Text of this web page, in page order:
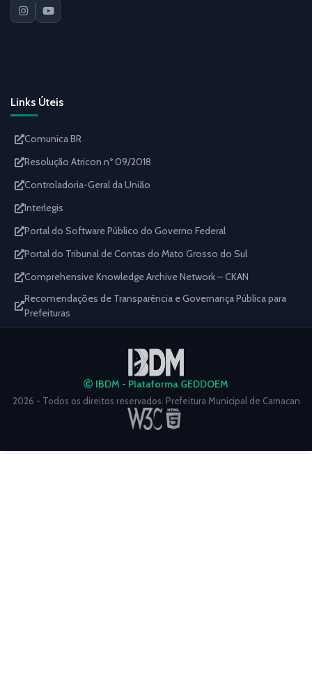
Links Úteis
Comunica BR
Resolução Atricon nº 09/2018
Controladoria-Geral da União
Interlegis
Portal do Software Público do Governo Federal
Portal do Tribunal de Contas do Mato Grosso do Sul
Comprehensive Knowledge Archive Network – CKAN
Recomendações de Transparência e Governança Pública para
Prefeituras
IBDM - Plataforma GEDDOEM
2026 - Todos os direitos reservados. Prefeitura Municipal de Camacan